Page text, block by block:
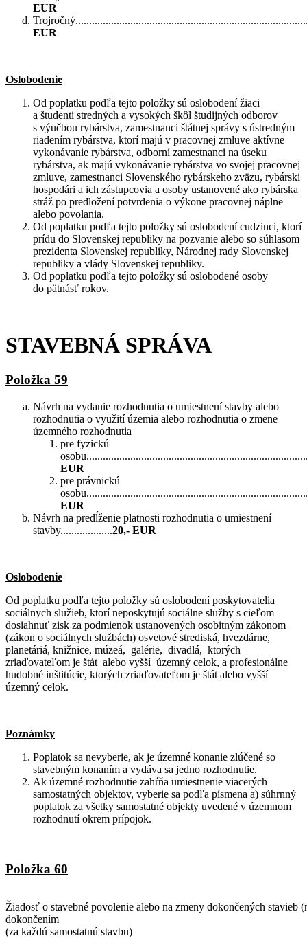
EUR
EUR
Oslobodenie
Od poplatku podľa tejto položky sú oslobodení žiaci
a študenti stredných a vysokých škôl študijných odborov
s výučbou rybárstva, zamestnanci štátnej správy s ústredným
riadením rybárstva, ktorí majú v pracovnej zmluve aktívne
vykonávanie rybárstva, odborní zamestnanci na úseku
rybárstva, ak majú vykonávanie rybárstva vo svojej pracovnej
zmluve, zamestnanci Slovenského rybárskeho zväzu, rybárski
hospodári a ich zástupcovia a osoby ustanovené ako rybárska
stráž po predložení potvrdenia o výkone pracovnej náplne
alebo povolania.
Od poplatku podľa tejto položky sú oslobodení cudzinci, ktorí
prídu do Slovenskej republiky na pozvanie alebo so súhlasom
prezidenta Slovenskej republiky, Národnej rady Slovenskej
republiky a vlády Slovenskej republiky.
Od poplatku podľa tejto položky sú oslobodené osoby
do pätnásť rokov.
STAVEBNÁ SPRÁVA
Položka 59
Návrh na vydanie rozhodnutia o umiestnení stavby alebo
rozhodnutia o využití územia alebo rozhodnutia o zmene
územného rozhodnutia
pre fyzickú
EUR
pre právnickú
EUR
Návrh na predĺženie platnosti rozhodnutia o umiestnení
stavby...................20,- EUR
Oslobodenie
Od poplatku podľa tejto položky sú oslobodení poskytovatelia
sociálnych služieb, ktorí neposkytujú sociálne služby s cieľom
dosiahnuť zisk za podmienok ustanovených osobitným zákonom
(zákon o sociálnych službách) osvetové strediská, hvezdárne,
planetáriá, knižnice, múzeá, galérie, divadlá, ktorých
zriaďovateľom je štát alebo vyšší územný celok, a profesionálne
hudobné inštitúcie, ktorých zriaďovateľom je štát alebo vyšší
územný celok.
Poznámky
Poplatok sa nevyberie, ak je územné konanie zlúčené so
stavebným konaním a vydáva sa jedno rozhodnutie.
Ak územné rozhodnutie zahŕňa umiestnenie viacerých
samostatných objektov, vyberie sa podľa písmena a) súhrnný
poplatok za všetky samostatné objekty uvedené v územnom
rozhodnutí okrem prípojok.
Položka 60
Žiadosť o stavebné povolenie alebo na zmeny dokončených stavieb
dokončením
(za každú samostatnú stavbu)